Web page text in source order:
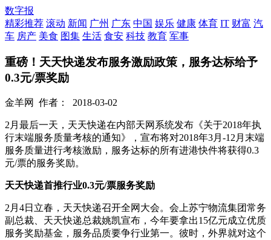
数字报
精彩推荐 滚动 新闻 广州 广东 中国 娱乐 健康 体育 IT 财富 汽
车 房产 美食 图集 生活 食安 科技 教育 军事
重磅！天天快递发布服务激励政策，服务达标给予
0.3元/票奖励
金羊网 作者： 2018-03-02
2月最后一天，天天快递在内部天网系统发布《关于2018年执
行末端服务质量考核的通知》，宣布将对2018年3月-12月末端
服务质量进行考核激励，服务达标的所有进港快件将获得0.3
元/票的服务奖励。
天天快递首推行业0.3元/票服务奖励
2月4日立春，天天快递召开全网大会。会上苏宁物流集团常务
副总裁、天天快递总裁姚凯宣布，今年要拿出15亿元成立优质
服务奖励基金，服务品质要争行业第一。彼时，外界就对这个